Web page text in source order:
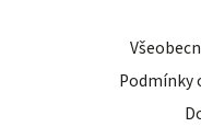
Podmínky